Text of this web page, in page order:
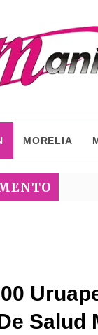
MORELIA
Salud